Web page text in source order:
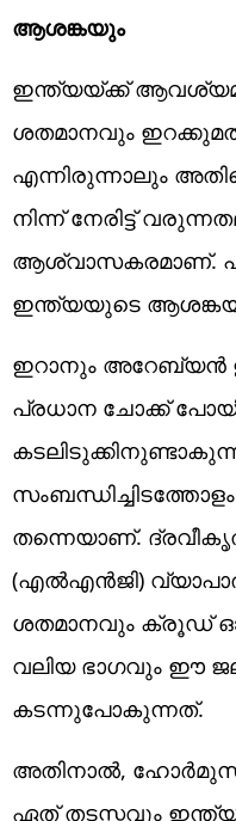
ആശങ്കയും
ഇന്ത്യയ്ക്ക്
ശതമാനവും
എന്നിരുന്നാലും
നിന്ന് നേരിട്ട്
ആശ്വാസകരമാണ്.
ഇന്ത്യയുടെ
ഇറാനും അറേബ്യൻ
പ്രധാന ചോക്ക്
തന്നെയാണ്.
(എൽഎൻജി)
ശതമാനവും ക്രൂഡ്
വലിയ ഭാഗവും ഈ
കടന്നുപോകുന്നത്.
അതിനാൽ, ഹോർമുസ്
ഏത് തടസ്സവും